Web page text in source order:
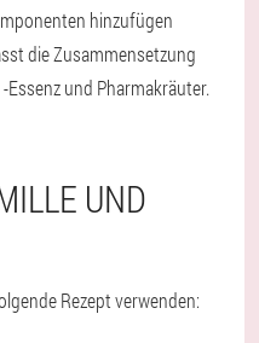
hinzufügen
die Zusammensetzung
Essenz und Pharmakräuter.
UND Z
Rezept verwenden: